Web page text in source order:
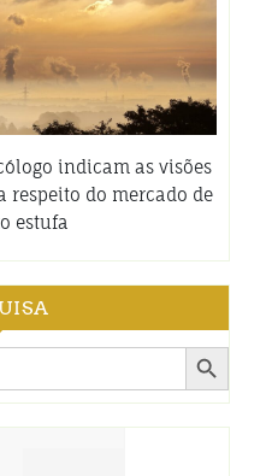
indicam as visões
respeito do mercado de
estufa
Search Button